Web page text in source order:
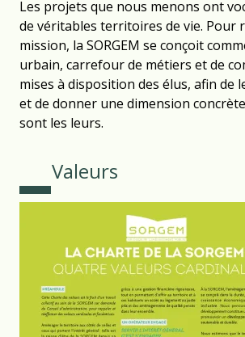
Les projets que nous menons ont
de véritables territoires de vie. Pour
mission, la SORGEM se conçoit
urbain, carrefour de métiers et de
mises à disposition des élus, afin de
et de donner une dimension
sont les leurs.
Valeurs